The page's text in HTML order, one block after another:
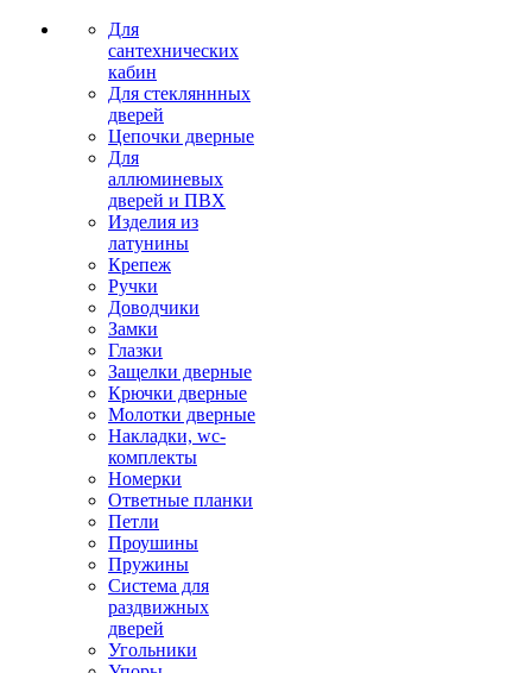
Для
сантехнических
кабин
Для стекляннных
дверей
Цепочки дверные
Для
аллюминевых
дверей и ПВХ
Изделия из
латунины
Крепеж
Ручки
Доводчики
Замки
Глазки
Защелки дверные
Крючки дверные
Молотки дверные
Накладки, wc-
комплекты
Номерки
Ответные планки
Петли
Проушины
Пружины
Система для
раздвижных
дверей
Угольники